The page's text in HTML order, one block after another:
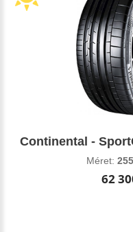
Continental -
Méret:
62